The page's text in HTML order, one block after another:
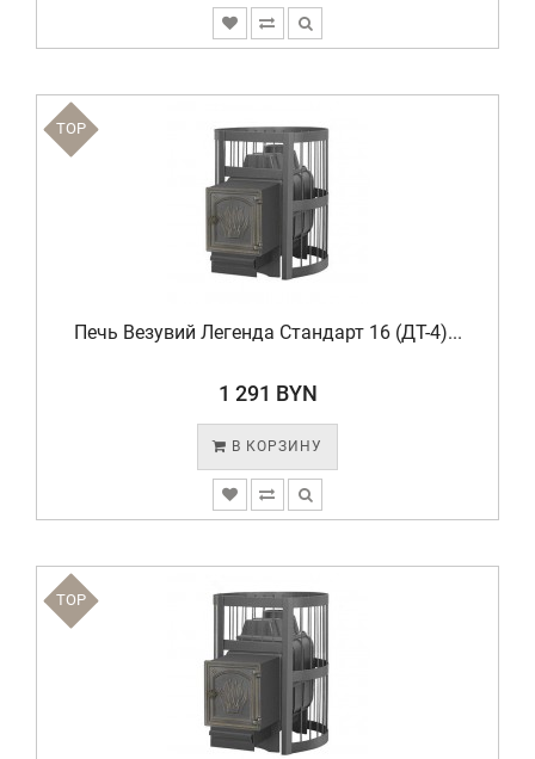
TOP
Печь Везувий Легенда Стандарт 16 (ДТ-4)...
1 291 BYN
В КОРЗИНУ
TOP